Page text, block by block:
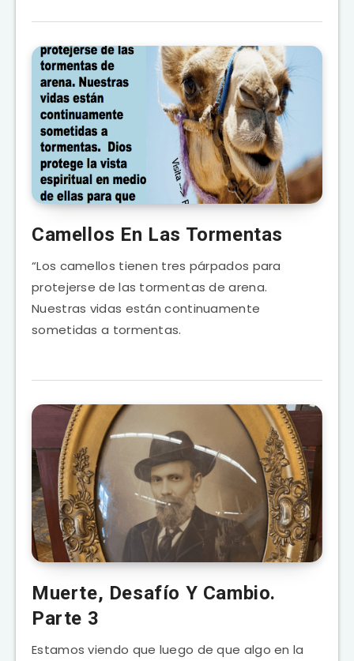
Camellos En Las Tormentas
“Los camellos tienen tres párpados para
protejerse de las tormentas de arena.
Nuestras vidas están continuamente
sometidas a tormentas.
Muerte, Desafío Y Cambio.
Parte 3
Estamos viendo que luego de que algo en la